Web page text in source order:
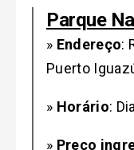
Parque
» Endereço:
Puerto
» Horário:
» Preço